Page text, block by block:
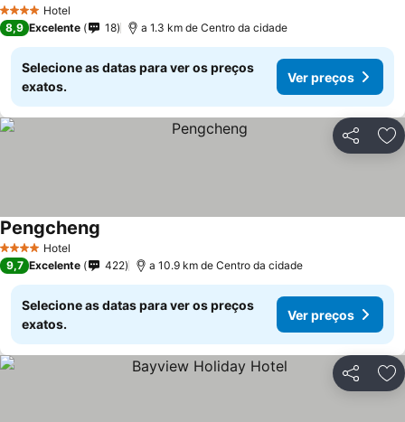
4 EstrelasHotel
8,9 Excelente 18 a 1.3 km de Centro da cidade
Selecione as datas para ver os preços
exatos.
Ver preços
Partilhar
4 EstrelasHotel
Pengcheng
9,7 Excelente 422 a 10.9 km de Centro da cidade
Selecione as datas para ver os preços
exatos.
Ver preços
Partilhar